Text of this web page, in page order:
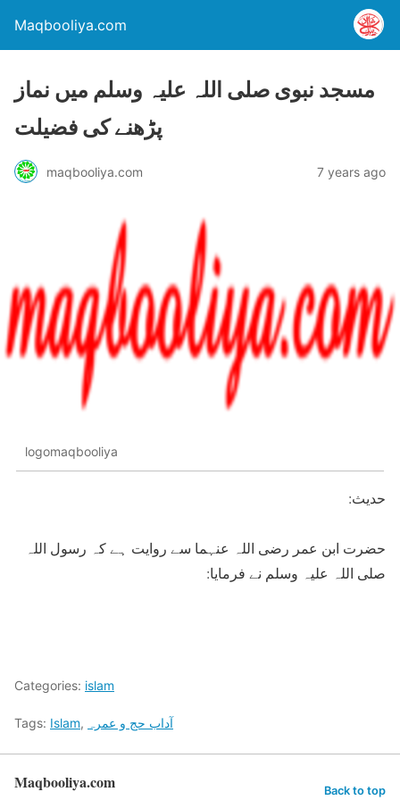
Maqbooliya.com
مسجد نبوی صلی اللہ علیہ وسلم میں نماز
پڑھنے کی فضیلت
maqbooliya.com 7 years ago
logomaqbooliya
حدیث:
حضرت ابن عمر رضی اللہ عنہما سے روایت ہے کہ رسول اللہ
صلی اللہ علیہ وسلم نے فرمایا:
Categories: islam
Tags: Islam, آداب حج و عمرہ
Maqbooliya.com Back to top